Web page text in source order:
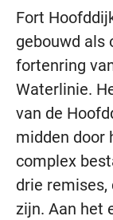
Fort
gebouwd als
fortenring
Waterlinie.
van de
midden door
complex
drie
zijn. Aan het